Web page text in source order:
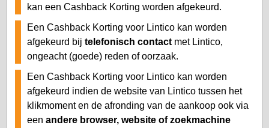
kan een Cashback Korting worden afgekeurd.
Een Cashback Korting voor Lintico kan worden
afgekeurd bij telefonisch contact met Lintico,
ongeacht (goede) reden of oorzaak.
Een Cashback Korting voor Lintico kan worden
afgekeurd indien de website van Lintico tussen het
klikmoment en de afronding van de aankoop ook via
een andere browser, website of zoekmachine